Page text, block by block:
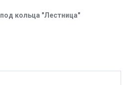
кольца "Лестница"